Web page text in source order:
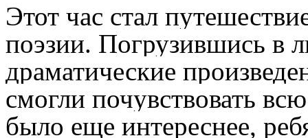
Этот час стал
поэзии. Погрузившись в
драматические
смогли почувствовать
было еще интереснее,